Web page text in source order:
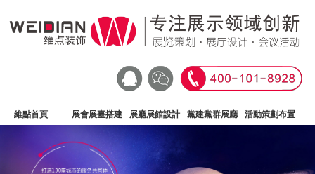
維點首頁 展會展臺搭建 展廳展館設計 黨建黨群展廳 活動策劃布置
廣州展臺設計公司